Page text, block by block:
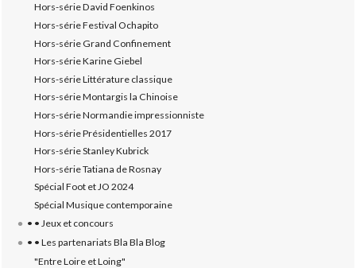
Hors-série David Foenkinos
Hors-série Festival Ochapito
Hors-série Grand Confinement
Hors-série Karine Giebel
Hors-série Littérature classique
Hors-série Montargis la Chinoise
Hors-série Normandie impressionniste
Hors-série Présidentielles 2017
Hors-série Stanley Kubrick
Hors-série Tatiana de Rosnay
Spécial Foot et JO 2024
Spécial Musique contemporaine
• • Jeux et concours
• • Les partenariats Bla Bla Blog
"Entre Loire et Loing"